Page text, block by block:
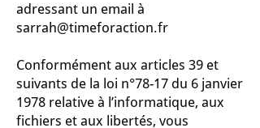
adressant un email à
sarrah@timeforaction.fr
Conformément aux articles 39 et
suivants de la loi n°78-17 du 6 janvier
1978 relative à l’informatique, aux
fichiers et aux libertés, vous